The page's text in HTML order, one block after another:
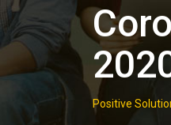
Positive